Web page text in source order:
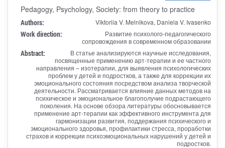
Pedagogy, Psychology, Society: from theory to practice
Authors: Viktoriia V. Melnikova, Daniela V. Ivasenko
Work direction:
Развитие психолого-педагогического
сопровождения в современном образовании
Abstract:
В статье анализируются научные исследования,
посвященные применению арт-терапии и ее частного
направления – изотерапии, для выявления психологических
проблем у детей и подростков, а также для коррекции их
эмоционального состояния посредством анализа творческой
деятельности. Рассматривается влияние данных методов на
психическое и эмоциональное благополучие подрастающего
поколения. На основе обзора литературы обосновывается
применение арт-терапии как эффективного инструмента для
гармонизации развития, поддержания психического и
эмоционального здоровья, профилактики стресса, проработки
страхов и коррекции психоэмоциональных нарушений у детей и
подростков.